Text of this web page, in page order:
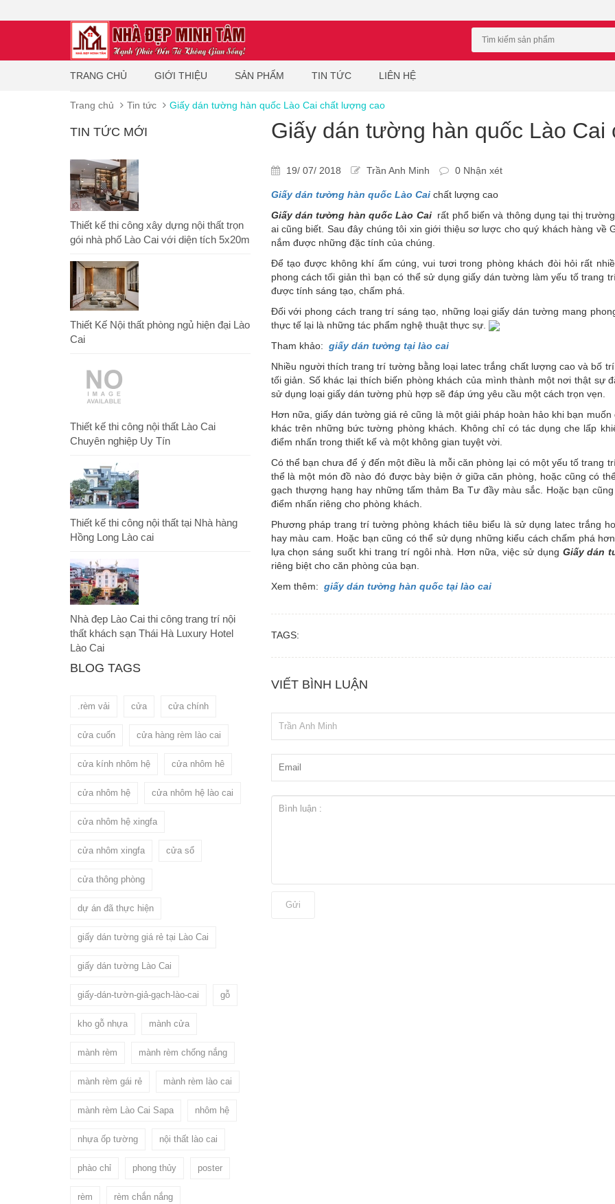
TRANG CHỦ GIỚI THIỆU SẢN PHẨM TIN TỨC LIÊN HỆ
Trang chủ Tin tức Giấy dán tường hàn quốc Lào Cai chất lượng cao
TIN TỨC MỚI
Thiết kế thi công xây dựng nội thất trọn
gói nhà phố Lào Cai với diện tích 5x20m
Thiết Kế Nội thất phòng ngủ hiện đại Lào
Cai
Thiết kế thi công nội thất Lào Cai
Chuyên nghiệp Uy Tín
Thiết kế thi công nội thất tại Nhà hàng
Hồng Long Lào cai
Nhà đẹp Lào Cai thi công trang trí nội
thất khách sạn Thái Hà Luxury Hotel
Lào Cai
BLOG TAGS
.rèm vải cửa cửa chính
cửa cuốn cửa hàng rèm lào cai
cửa kính nhôm hệ cửa nhôm hê
cửa nhôm hệ cửa nhôm hệ lào cai
cửa nhôm hệ xingfa
cửa nhôm xingfa cửa sổ
cửa thông phòng
dự án đã thực hiện
giấy dán tường giá rẻ tại Lào Cai
giấy dán tường Lào Cai
giấy-dán-tườn-giả-gạch-lào-cai gỗ
kho gỗ nhựa mành cửa
mành rèm mành rèm chống nắng
mành rèm gái rẻ mành rèm lào cai
mành rèm Lào Cai Sapa nhôm hệ
nhựa ốp tường nội thất lào cai
phào chỉ phong thủy poster
rèm rèm chắn nắng
Giấy dán tường hàn quốc Lào Cai
19/ 07/ 2018 Trần Anh Minh 0 Nhận xét
Giấy dán tường hàn quốc Lào Cai chất lượng cao
Giấy dán tường hàn quốc Lào Cairất phổ biến và thông dụng tại thị
ai cũng biết. Sau đây chúng tôi xin giới thiệu sơ lược cho quý khách hàng về
nắm được những đặc tính của chúng.
Để tạo được không khí ấm cúng, vui tươi trong phòng khách đòi hỏi rất
phong cách tối giản thì bạn có thể sử dụng giấy dán tường làm yếu tố trang
được tính sáng tạo, chấm phá.
Đối với phong cách trang trí sáng tạo, những loại giấy dán tường mang
thực tế lại là những tác phẩm nghệ thuật thực sự.
Tham khảo: giấy dán tường tại lào cai
Nhiều người thích trang trí tường bằng loại latec trắng chất lượng cao và bố
tối giản. Số khác lại thích biến phòng khách của mình thành một nơi thật sự
sử dụng loại giấy dán tường phù hợp sẽ đáp ứng yêu cầu một cách trọn vẹn.
Hơn nữa, giấy dán tường giá rẻ cũng là một giải pháp hoàn hảo khi bạn
khác trên những bức tường phòng khách. Không chỉ có tác dụng che lấp
điểm nhấn trong thiết kế và một không gian tuyệt vời.
Có thể bạn chưa để ý đến một điều là mỗi căn phòng lại có một yếu tố trang
thể là một món đồ nào đó được bày biện ở giữa căn phòng, hoặc cũng có
gạch thượng hạng hay những tấm thảm Ba Tư đầy màu sắc. Hoặc bạn
điểm nhấn riêng cho phòng khách.
Phương pháp trang trí tường phòng khách tiêu biểu là sử dụng latec trắng
hay màu cam. Hoặc bạn cũng có thể sử dụng những kiểu cách chấm phá
lựa chọn sáng suốt khi trang trí ngôi nhà. Hơn nữa, việc sử dụng Giấy dán
riêng biệt cho căn phòng của bạn.
Xem thêm: giấy dán tường hàn quốc tại lào cai
TAGS:
VIẾT BÌNH LUẬN
Gửi